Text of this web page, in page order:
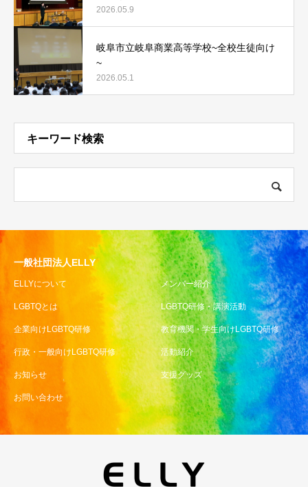
2026.05.9
岐阜市立岐阜商業高等学校~全校生徒向け
~
2026.05.1
キーワード検索
一般社団法人ELLY
ELLYについて メンバー紹介
LGBTQとは LGBTQ研修・講演活動
企業向けLGBTQ研修 教育機関・学生向けLGBTQ研修
行政・一般向けLGBTQ研修 活動紹介
お知らせ 支援グッズ
お問い合わせ